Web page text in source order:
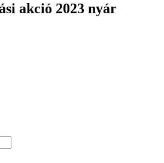
akció 2023 nyár